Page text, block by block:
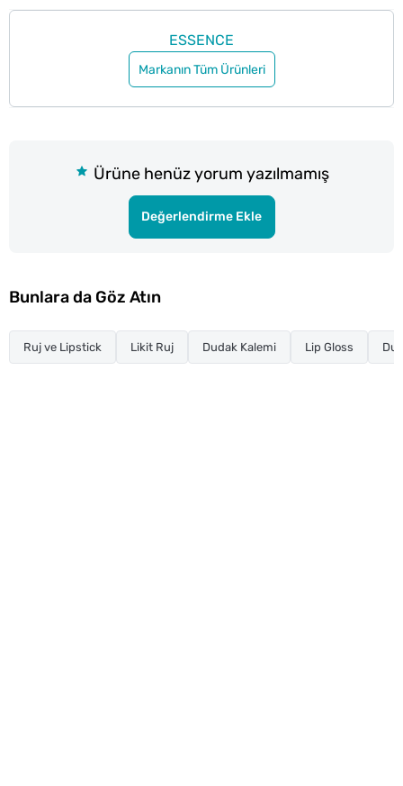
ESSENCE
Markanın Tüm Ürünleri
Ürüne henüz yorum yazılmamış
Değerlendirme Ekle
Bunlara da Göz Atın
Ruj ve Lipstick Likit Ruj Dudak Kalemi Lip Gloss